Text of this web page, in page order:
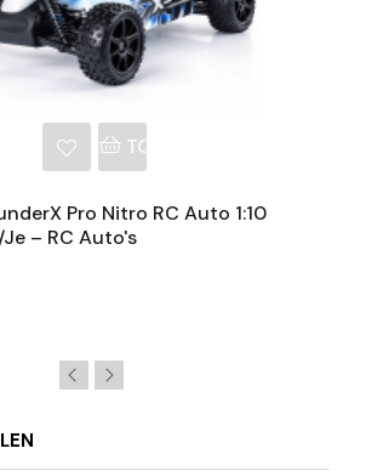
TOEVOEGEN AAN
Pro Nitro RC Auto 1:10
– RC Auto's